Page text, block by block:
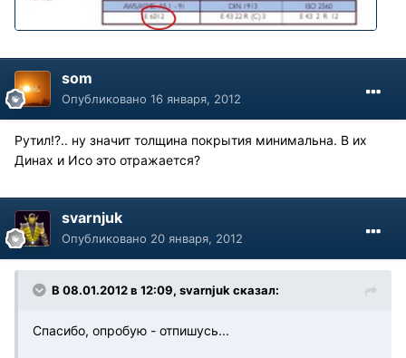
som
Опубликовано 16 января, 2012
Рутил!?.. ну значит толщина покрытия минимальна. В их
Динах и Исо это отражается?
svarnjuk
Опубликовано 20 января, 2012
В 08.01.2012 в 12:09, svarnjuk сказал:
Спасибо, опробую - отпишусь...